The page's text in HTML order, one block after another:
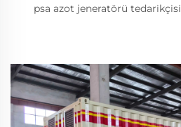
psa azot jeneratörü tedarikçisi